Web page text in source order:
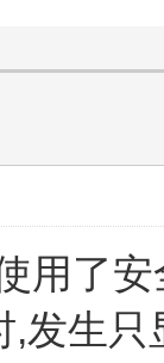
用了
,发生